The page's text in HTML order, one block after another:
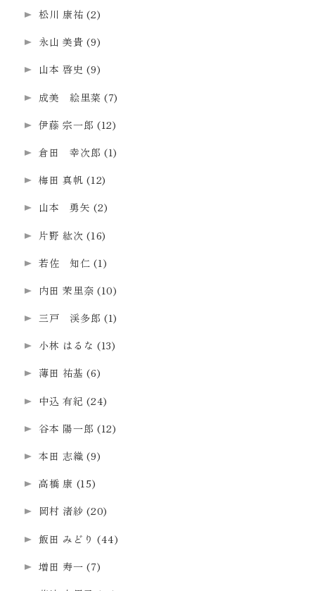
松川 康祐 (2)
永山 美貴 (9)
山本 啓史 (9)
成美 絵里菜 (7)
伊藤 宗一郎 (12)
倉田 幸次郎 (1)
梅田 真帆 (12)
山本 勇矢 (2)
片野 紘次 (16)
若佐 知仁 (1)
内田 茉里奈 (10)
三戸 渓多郎 (1)
小林 はるな (13)
薄田 祐基 (6)
中込 有紀 (24)
谷本 陽一郎 (12)
本田 志織 (9)
高橋 康 (15)
岡村 渚紗 (20)
飯田 みどり (44)
増田 寿一 (7)